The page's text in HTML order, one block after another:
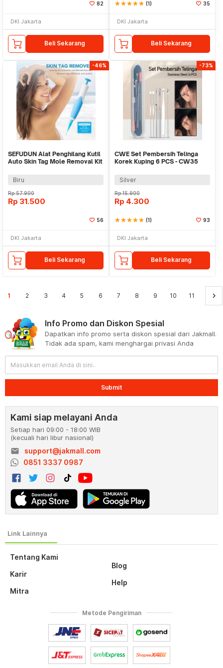
82
DKI Jakarta
Beli Sekarang
starstarstarstarstar (1) 35
DKI Jakarta
Beli Sekarang
-46%
SEFUDUN Alat Penghilang Kutil
Auto Skin Tag Mole Removal Kit
Biru
Rp57.900
Rp 31.500
56
DKI Jakarta
Beli Sekarang
-73%
CWE Set Pembersih Telinga
Korek Kuping 6 PCS - CW35
Silver
Rp15.900
Rp 4.300
starstarstarstarstar (1) 93
DKI Jakarta
Beli Sekarang
1 2 3 4 5 6 7 8 9 10 11 keyboard_arrow_right
Tentang Kami
Karir
Mitra
Blog
Help
Info Promo dan Diskon Spesial
Dapatkan info promo serta diskon spesial dari Jakmall.
Tidak ada spam, kami menghargai privasi Anda
Submit
Kami siap melayani Anda
Setiap hari 09:00 - 18:00 WIB
(kecuali hari libur nasional)
email
support@jakmall.com
0851 3337 0987
Metode Pengiriman